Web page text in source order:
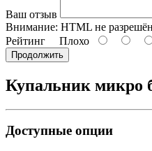
Ваш отзыв
Внимание: HTML не
Рейтинг Плохо
Продолжить
Купальник микро
Доступные опции